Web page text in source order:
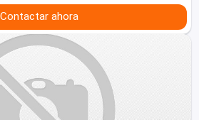
Contactar ahora